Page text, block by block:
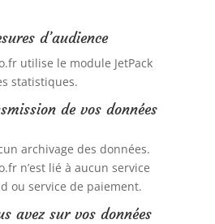
d’audience
utilise le module JetPack
statistiques.
de vos données
archivage des données.
n’est lié à aucun service
ou service de paiement.
avez sur vos données